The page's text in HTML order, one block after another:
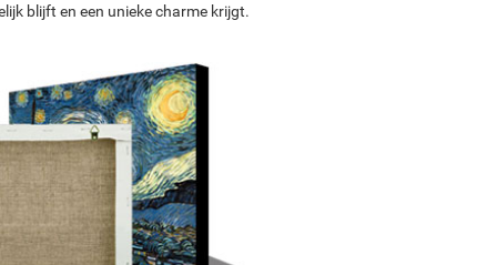
blijft en een unieke charme krijgt.